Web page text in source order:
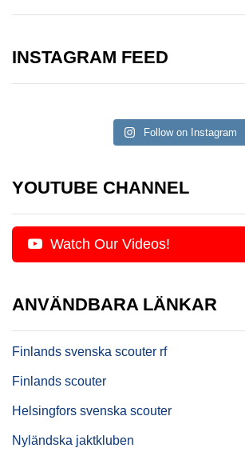
INSTAGRAM FEED
Follow on Instagram
YOUTUBE CHANNEL
Watch Our Videos!
ANVÄNDBARA LÄNKAR
Finlands svenska scouter rf
Finlands scouter
Helsingfors svenska scouter
Nyländska jaktkluben